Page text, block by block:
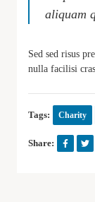
aliquam
Sed sed risus
nulla facilisi
Tags: Charity
Share: